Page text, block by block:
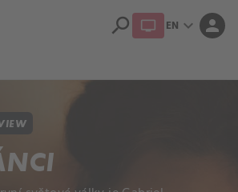
search EN expand_more person